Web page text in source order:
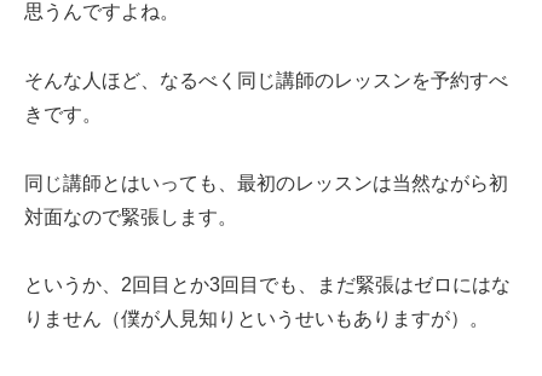
思うんですよね。
そんな人ほど、なるべく同じ講師のレッスンを予約すべ
きです。
同じ講師とはいっても、最初のレッスンは当然ながら初
対面なので緊張します。
というか、2回目とか3回目でも、まだ緊張はゼロにはな
りません（僕が人見知りというせいもありますが）。